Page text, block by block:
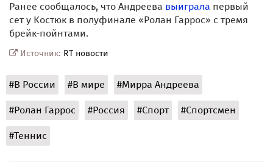
Ранее сообщалось, что Андреева выиграла первый
сет у Костюк в полуфинале «Ролан Гаррос» с тремя
брейк-пойнтами.
Источник: RT новости
#В России #В мире #Мирра Андреева
#Ролан Гаррос #Россия #Спорт #Спортсмен
#Теннис